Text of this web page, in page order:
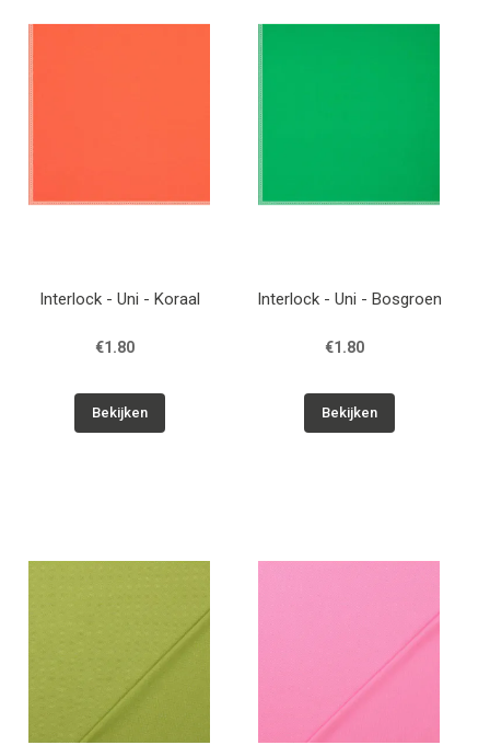
Interlock - Uni - Koraal
€1.80
Bekijken
Interlock - Uni - Bosgroen
€1.80
Bekijken